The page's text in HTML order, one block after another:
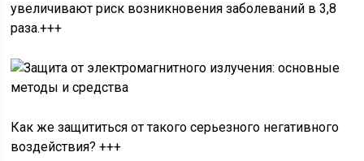
увеличивают риск возникновения заболеваний в 3,8
раза.+++
Как же защититься от такого серьезного негативного
воздействия? +++